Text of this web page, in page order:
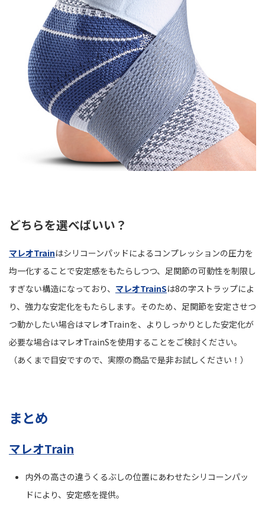
どちらを選べばいい？
マレオTrainはシリコーンパッドによるコンプレッションの圧力を
均一化することで安定感をもたらしつつ、足関節の可動性を制限し
すぎない構造になっており、 マレオTrainSは8の字ストラップによ
り、強力な安定化をもたらします。そのため、足関節を安定させつ
つ動かしたい場合はマレオTrainを、よりしっかりとした安定化が
必要な場合はマレオTrainSを使用することをご検討ください。
（あくまで目安ですので、実際の商品で是非お試しください！）
まとめ
マレオTrain
内外の高さの違うくるぶしの位置にあわせたシリコーンパッ
ドにより、安定感を提供。